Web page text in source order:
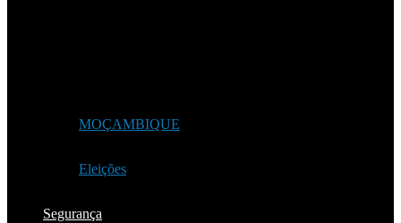
MOÇAMBIQUE
Eleições
Segurança